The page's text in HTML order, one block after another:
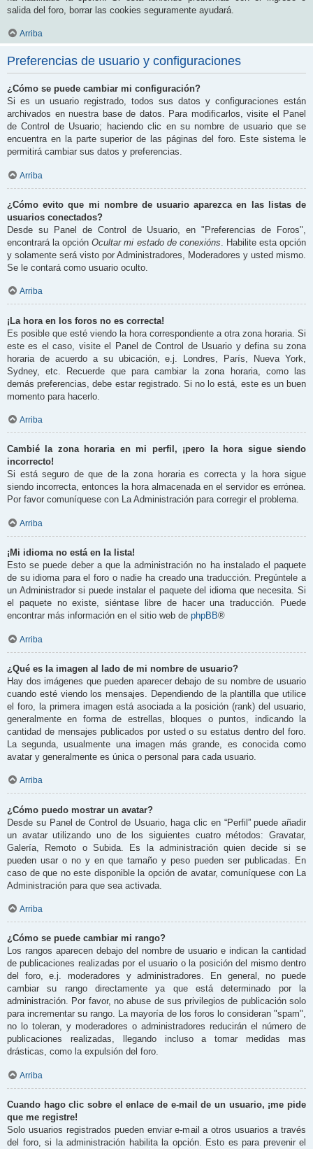
salida del foro, borrar las cookies seguramente ayudará.
Arriba
Preferencias de usuario y configuraciones
¿Cómo se puede cambiar mi configuración?
Si es un usuario registrado, todos sus datos y configuraciones están
archivados en nuestra base de datos. Para modificarlos, visite el Panel
de Control de Usuario; haciendo clic en su nombre de usuario que se
encuentra en la parte superior de las páginas del foro. Este sistema le
permitirá cambiar sus datos y preferencias.
Arriba
¿Cómo evito que mi nombre de usuario aparezca en las listas de
usuarios conectados?
Desde su Panel de Control de Usuario, en "Preferencias de Foros",
encontrará la opciónOcultar mi estado de conexións . Habilite esta opción
y solamente será visto por Administradores, Moderadores y usted mismo.
Se le contará como usuario oculto.
Arriba
¡La hora en los foros no es correcta!
Es posible que esté viendo la hora correspondiente a otra zona horaria. Si
este es el caso, visite el Panel de Control de Usuario y defina su zona
horaria de acuerdo a su ubicación, e.j. Londres, París, Nueva York,
Sydney, etc. Recuerde que para cambiar la zona horaria, como las
demás preferencias, debe estar registrado. Si no lo está, este es un buen
momento para hacerlo.
Arriba
Cambié la zona horaria en mi perfil, ¡pero la hora sigue siendo
incorrecto!
Si está seguro de que de la zona horaria es correcta y la hora sigue
siendo incorrecta, entonces la hora almacenada en el servidor es errónea.
Por favor comuníquese con La Administración para corregir el problema.
Arriba
¡Mi idioma no está en la lista!
Esto se puede deber a que la administración no ha instalado el paquete
de su idioma para el foro o nadie ha creado una traducción. Pregúntele a
un Administrador si puede instalar el paquete del idioma que necesita. Si
el paquete no existe, siéntase libre de hacer una traducción. Puede
encontrar más información en el sitio web de phpBB®
Arriba
¿Qué es la imagen al lado de mi nombre de usuario?
Hay dos imágenes que pueden aparecer debajo de su nombre de usuario
cuando esté viendo los mensajes. Dependiendo de la plantilla que utilice
el foro, la primera imagen está asociada a la posición (rank) del usuario,
generalmente en forma de estrellas, bloques o puntos, indicando la
cantidad de mensajes publicados por usted o su estatus dentro del foro.
La segunda, usualmente una imagen más grande, es conocida como
avatar y generalmente es única o personal para cada usuario.
Arriba
¿Cómo puedo mostrar un avatar?
Desde su Panel de Control de Usuario, haga clic en “Perfil” puede añadir
un avatar utilizando uno de los siguientes cuatro métodos: Gravatar,
Galería, Remoto o Subida. Es la administración quien decide si se
pueden usar o no y en que tamaño y peso pueden ser publicadas. En
caso de que no este disponible la opción de avatar, comuníquese con La
Administración para que sea activada.
Arriba
¿Cómo se puede cambiar mi rango?
Los rangos aparecen debajo del nombre de usuario e indican la cantidad
de publicaciones realizadas por el usuario o la posición del mismo dentro
del foro, e.j. moderadores y administradores. En general, no puede
cambiar su rango directamente ya que está determinado por la
administración. Por favor, no abuse de sus privilegios de publicación solo
para incrementar su rango. La mayoría de los foros lo consideran "spam",
no lo toleran, y moderadores o administradores reducirán el número de
publicaciones realizadas, llegando incluso a tomar medidas mas
drásticas, como la expulsión del foro.
Arriba
Cuando hago clic sobre el enlace de e-mail de un usuario, ¡me pide
que me registre!
Solo usuarios registrados pueden enviar e-mail a otros usuarios a través
del foro, si la administración habilita la opción. Esto es para prevenir el